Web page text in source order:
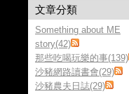
文章分類
Something about ME
story(42)
那些吃喝玩樂的事(139)
沙豬網路讀書會(29)
沙豬農夫日誌(29)